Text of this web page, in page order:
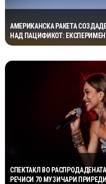
АМЕРИКАНСКА РАКЕТА
НАД ПАЦИФИКОТ:
ЗАШТИТАТА НА САТЕЛИТИТЕ
СПЕКТАКЛ ВО
РЕЧИСИ 70 МУЗИЧАРИ